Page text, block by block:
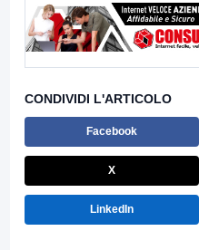
CONDIVIDI L'ARTICOLO
Facebook
X
LinkedIn